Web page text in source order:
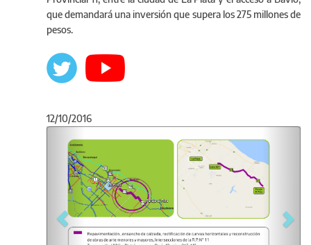
que demandará una inversión que supera los 275 millones de
pesos.
12/10/2016
Anterior